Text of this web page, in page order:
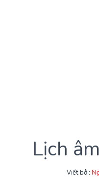
Lịch
Viết bởi: